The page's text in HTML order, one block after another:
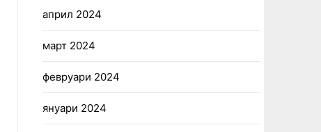
април 2024
март 2024
февруари 2024
януари 2024